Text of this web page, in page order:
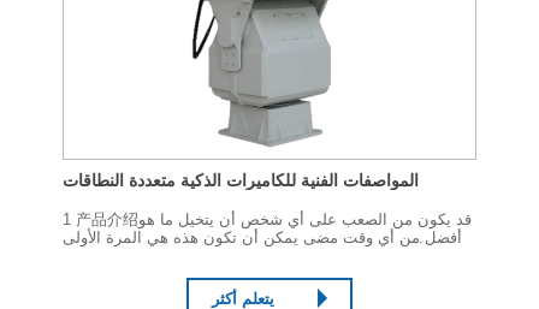
المواصفات الفنية للكاميرات الذكية متعددة النطاقات
1 产品介绍قد يكون من الصعب على أي شخص أن يتخيل ما هو
أفضل من أي وقت مضى يمكن أن تكون هذه هي المرة الأولى
640×512 بوصة تم تصميم المنتج من قبل شركة AS+DOE
يتعلم أكثر